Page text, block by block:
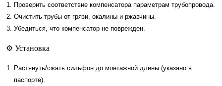
Проверить соответствие компенсатора параметрам трубопровода.
Очистить трубы от грязи, окалины и ржавчины.
Убедиться, что компенсатор не поврежден.
⚙ Установка
Растянуть/сжать сильфон до монтажной длины (указано в
паспорте).